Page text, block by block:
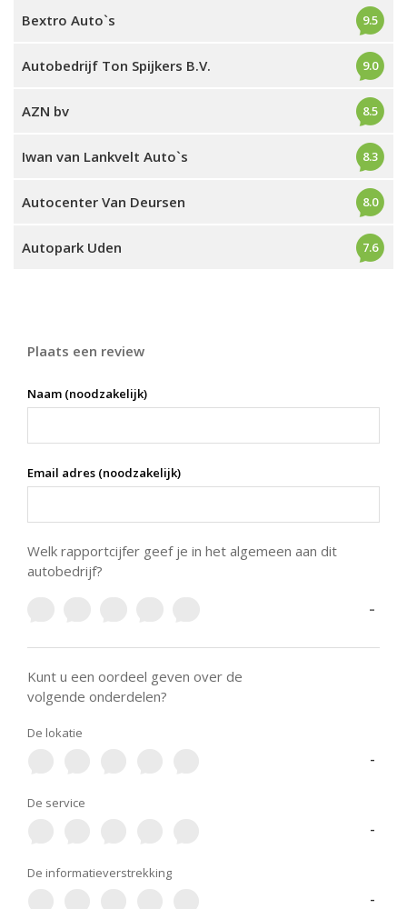
Bextro Auto`s 9.5
Autobedrijf Ton Spijkers B.V. 9.0
AZN bv 8.5
Iwan van Lankvelt Auto`s 8.3
Autocenter Van Deursen 8.0
Autopark Uden 7.6
Plaats een review
Naam (noodzakelijk)
Email adres (noodzakelijk)
Welk rapportcijfer geef je in het algemeen aan dit
autobedrijf?
-
Kunt u een oordeel geven over de
volgende onderdelen?
De lokatie
-
De service
-
De informatieverstrekking
-